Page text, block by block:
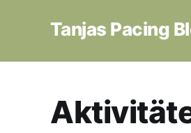
Tanjas Pacing